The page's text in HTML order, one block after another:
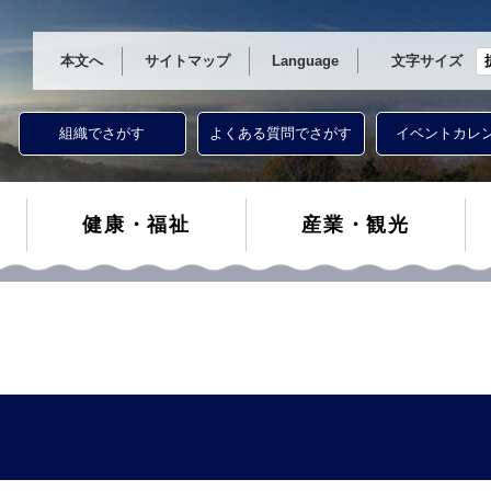
本文へ サイトマップ Language 文字サイズ
組織でさがす よくある質問でさがす イベントカレ
健康・福祉 産業・観光